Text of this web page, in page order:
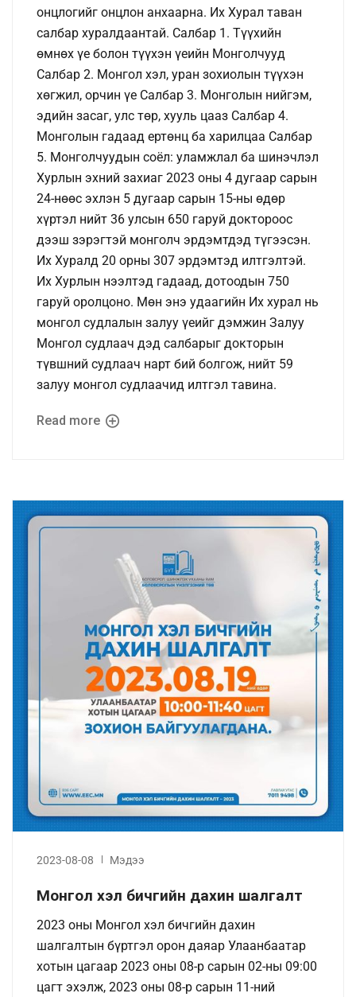
онцлогийг онцлон анхаарна. Их Хурал таван
салбар хуралдаантай. Салбар 1. Түүхийн
өмнөх үе болон түүхэн үеийн Монголчууд
Салбар 2. Монгол хэл, уран зохиолын түүхэн
хөгжил, орчин үе Салбар 3. Монголын нийгэм,
эдийн засаг, улс төр, хууль цааз Салбар 4.
Монголын гадаад ертөнц ба харилцаа Салбар
5. Монголчуудын соёл: уламжлал ба шинэчлэл
Хурлын эхний захиаг 2023 оны 4 дугаар сарын
24-нөөс эхлэн 5 дугаар сарын 15-ны өдөр
хүртэл нийт 36 улсын 650 гаруй доктороос
дээш зэрэгтэй монголч эрдэмтдэд түгээсэн.
Их Хуралд 20 орны 307 эрдэмтэд илтгэлтэй.
Их Хурлын нээлтэд гадаад, дотоодын 750
гаруй оролцоно. Мөн энэ удаагийн Их хурал нь
монгол судлалын залуу үеийг дэмжин Залуу
Монгол судлаач дэд салбарыг докторын
түвшний судлаач нарт бий болгож, нийт 59
залуу монгол судлаачид илтгэл тавина.
Read more
2023-08-08 Мэдээ
Монгол хэл бичгийн дахин шалгалт
2023 оны Монгол хэл бичгийн дахин
шалгалтын бүртгэл орон даяар Улаанбаатар
хотын цагаар 2023 оны 08-р сарын 02-ны 09:00
цагт эхэлж, 2023 оны 08-р сарын 11-ний